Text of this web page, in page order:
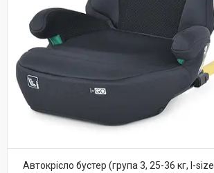
Автокрісло бустер (група 3, 25-36 кг, I-size